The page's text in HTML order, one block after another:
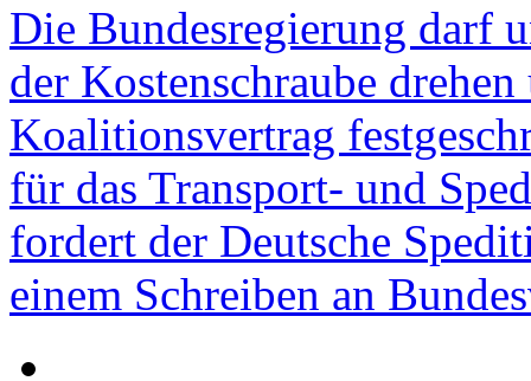
Die Bundesregierung darf
der Kostenschraube
Koalitionsvertrag
für das Transport- und
fordert der Deutsche
einem Schreiben an